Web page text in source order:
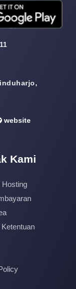
website
Kami
Hosting